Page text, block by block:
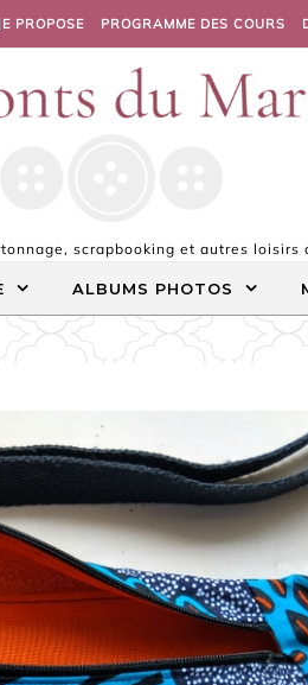
PROPOSE PROGRAMME DES COURS
scrapbooking et autres loisirs
ALBUMS PHOTOS